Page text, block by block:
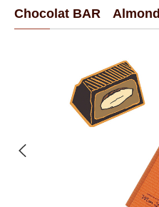
Chocolat BAR Almond